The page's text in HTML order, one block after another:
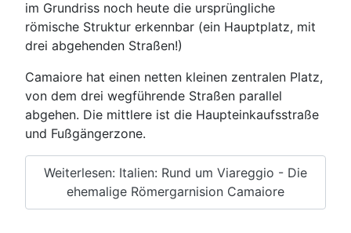
im Grundriss noch heute die ursprüngliche
römische Struktur erkennbar (ein Hauptplatz, mit
drei abgehenden Straßen!)
Camaiore hat einen netten kleinen zentralen Platz,
von dem drei wegführende Straßen parallel
abgehen. Die mittlere ist die Haupteinkaufsstraße
und Fußgängerzone.
Weiterlesen: Italien: Rund um Viareggio - Die
ehemalige Römergarnision Camaiore